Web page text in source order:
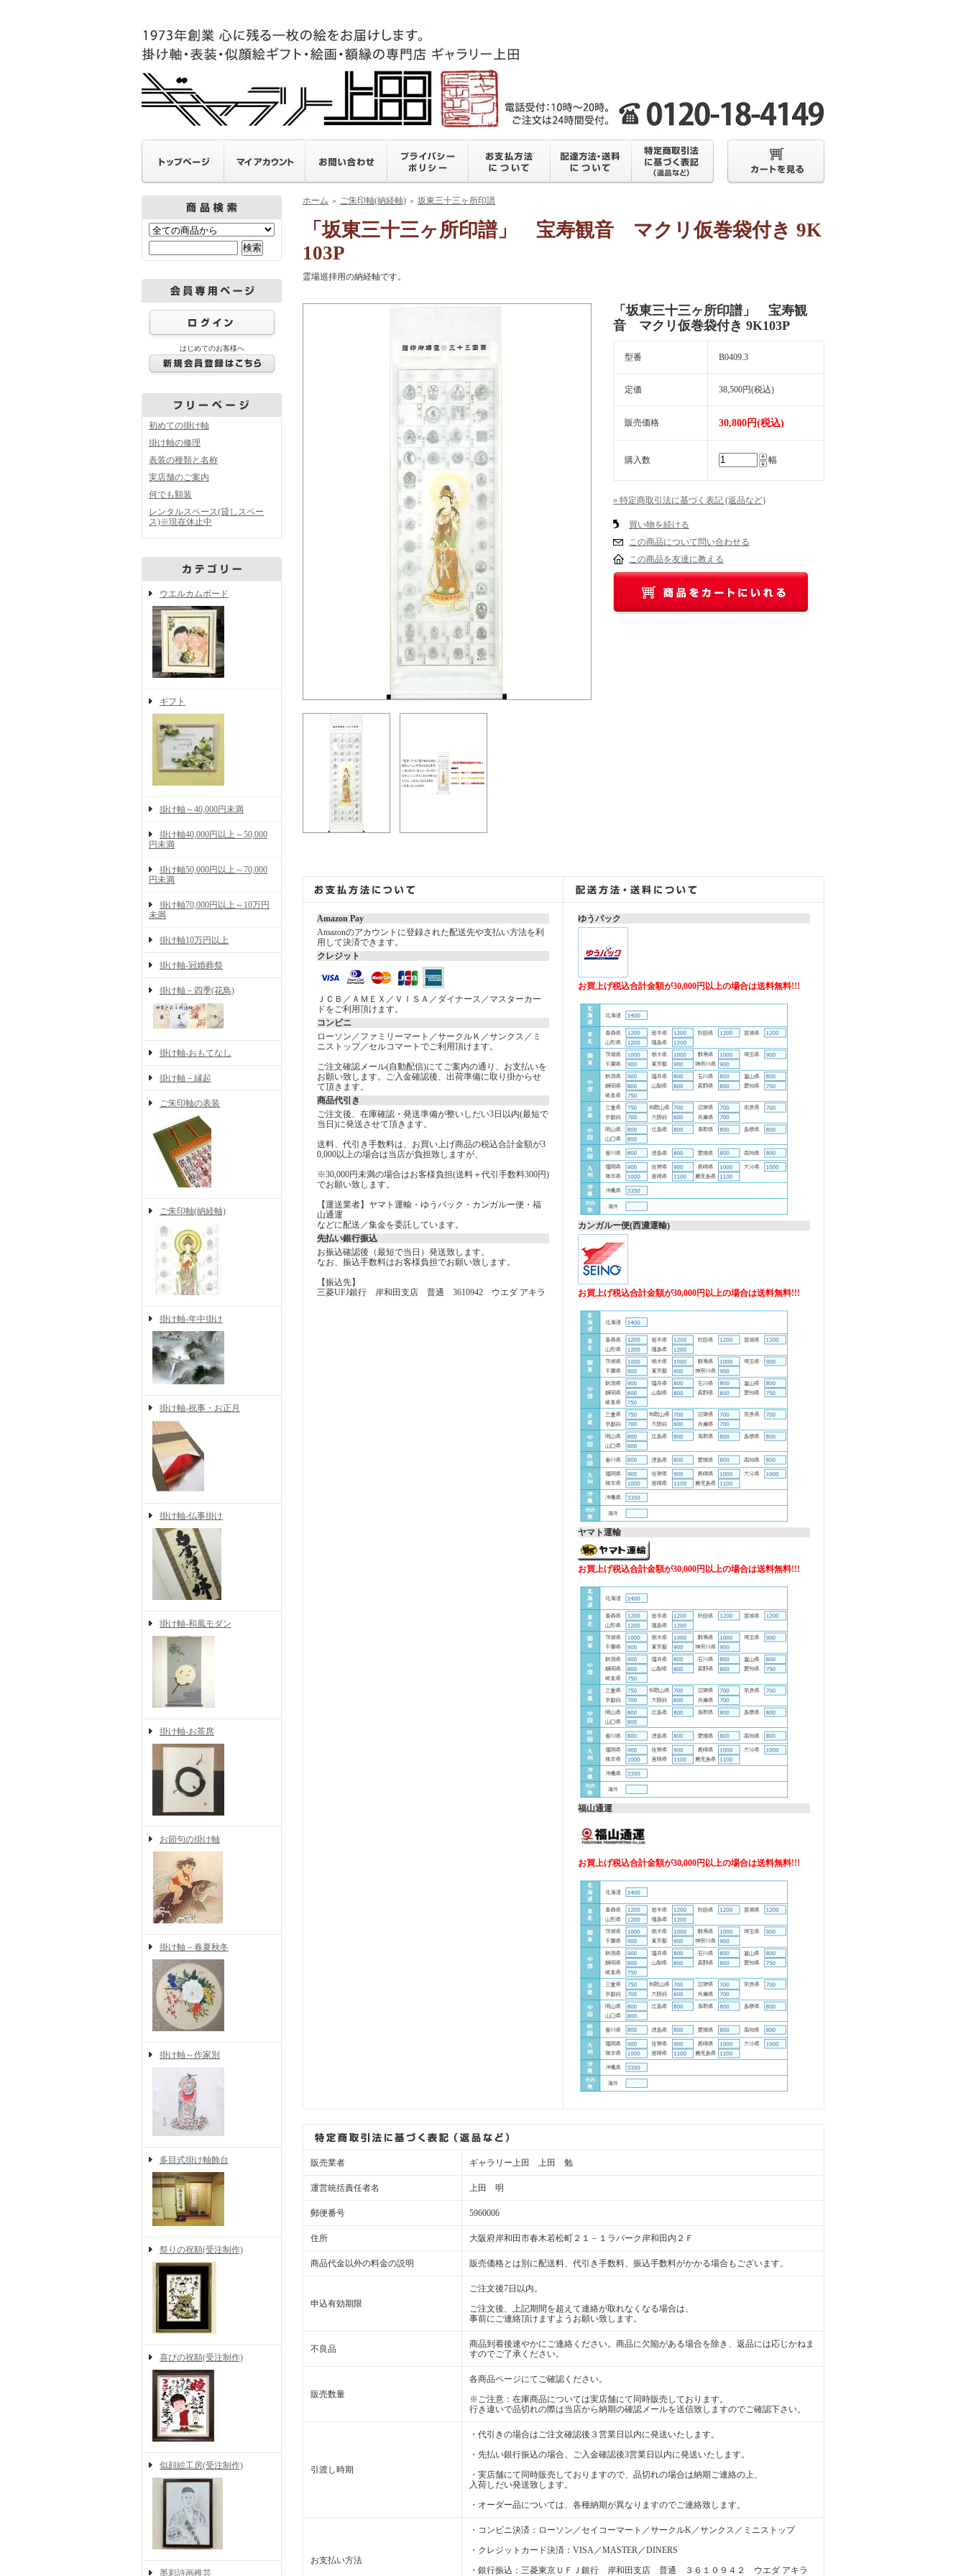
はじめてのお客様へ
初めての掛け軸
掛け軸の修理
表装の種類と名称
実店舗のご案内
何でも額装
レンタルスペース(貸しスペー
ス)※現在休止中
ウエルカムボード
ギフト
掛け軸～40,000円未満
掛け軸40,000円以上～50,000
円未満
掛け軸50,000円以上～70,000
円未満
掛け軸70,000円以上～10万円
未満
掛け軸10万円以上
掛け軸-冠婚葬祭
掛け軸－四季(花鳥)
掛け軸-おもてなし
掛け軸－縁起
ご朱印軸の表装
ご朱印軸(納経軸)
掛け軸-年中掛け
掛け軸-祝事・お正月
掛け軸-仏事掛け
掛け軸-和風モダン
掛け軸-お茶席
お節句の掛け軸
掛け軸－春夏秋冬
掛け軸～作家別
多目式掛け軸飾台
祭りの祝額(受注制作)
喜びの祝額(受注制作)
似顔絵工房(受注制作)
墨彩詩画稚芸
ホーム ＞ ご朱印軸(納経軸) ＞ 坂東三十三ヶ所印譜
「坂東三十三ヶ所印譜」 宝寿観音 マクリ仮巻袋付き 9K
103P
霊場巡拝用の納経軸です。
「坂東三十三ヶ所印譜」 宝寿観
音 マクリ仮巻袋付き 9K103P
型番 B0409.3
定価 38,500円(税込)
販売価格 30,800円(税込)
購入数 幅
» 特定商取引法に基づく表記 (返品など)
買い物を続ける
この商品について問い合わせる
この商品を友達に教える
Amazon Pay
Amazonのアカウントに登録された配送先や支払い方法を利
用して決済できます。
クレジット
ＪＣＢ／ＡＭＥＸ／ＶＩＳＡ／ダイナース／マスターカー
ドをご利用頂けます。
コンビニ
ローソン／ファミリーマート／サークルＫ／サンクス／ミ
ニストップ／セルコマートでご利用頂けます。
ご注文確認メール(自動配信)にてご案内の通り、お支払いを
お願い致します。ご入金確認後、出荷準備に取り掛からせ
て頂きます。
商品代引き
ご注文後、在庫確認・発送準備が整いしだい3日以内(最短で
当日)に発送させて頂きます。
送料、代引き手数料は、お買い上げ商品の税込合計金額が3
0,000以上の場合は当店が負担致しますが、
※30,000円未満の場合はお客様負担(送料＋代引手数料300円)
でお願い致します。
【運送業者】ヤマト運輸・ゆうパック・カンガルー便・福
山通運
などに配送／集金を委託しています。
先払い銀行振込
お振込確認後（最短で当日）発送致します。
なお、振込手数料はお客様負担でお願い致します。
【振込先】
三菱UFJ銀行 岸和田支店 普通 3610942 ウエダ アキラ
ゆうパック
お買上げ税込合計金額が30,000円以上の場合は送料無料!!!
カンガルー便(西濃運輸)
お買上げ税込合計金額が30,000円以上の場合は送料無料!!!
ヤマト運輸
お買上げ税込合計金額が30,000円以上の場合は送料無料!!!
福山通運
お買上げ税込合計金額が30,000円以上の場合は送料無料!!!
販売業者 ギャラリー上田 上田 勉
運営統括責任者名 上田 明
郵便番号 5960006
住所 大阪府岸和田市春木若松町２１－１ラパーク岸和田内２Ｆ
商品代金以外の料金の説明 販売価格とは別に配送料、代引き手数料、振込手数料がかかる場合もございます。
申込有効期限
ご注文後7日以内。
ご注文後、上記期間を超えて連絡が取れなくなる場合は、
事前にご連絡頂けますようお願い致します。
不良品
商品到着後速やかにご連絡ください。商品に欠陥がある場合を除き、返品には応じかねま
すのでご了承ください。
販売数量
各商品ページにてご確認ください。
※ご注意：在庫商品については実店舗にて同時販売しております。
行き違いで品切れの際は当店から納期の確認メールを送信致しますのでご確認下さい。
引渡し時期
・代引きの場合はご注文確認後３営業日以内に発送いたします。
・先払い銀行振込の場合、ご入金確認後3営業日以内に発送いたします。
・実店舗にて同時販売しておりますので、品切れの場合は納期ご連絡の上、
入荷しだい発送致します。
・オーダー品については、各種納期が異なりますのでご連絡致します。
お支払い方法
・コンビニ決済：ローソン／セイコーマート／サークルK／サンクス／ミニストップ
・クレジットカード決済：VISA／MASTER／DINERS
・銀行振込：三菱東京ＵＦＪ銀行 岸和田支店 普通 ３６１０９４２ ウエダ アキラ